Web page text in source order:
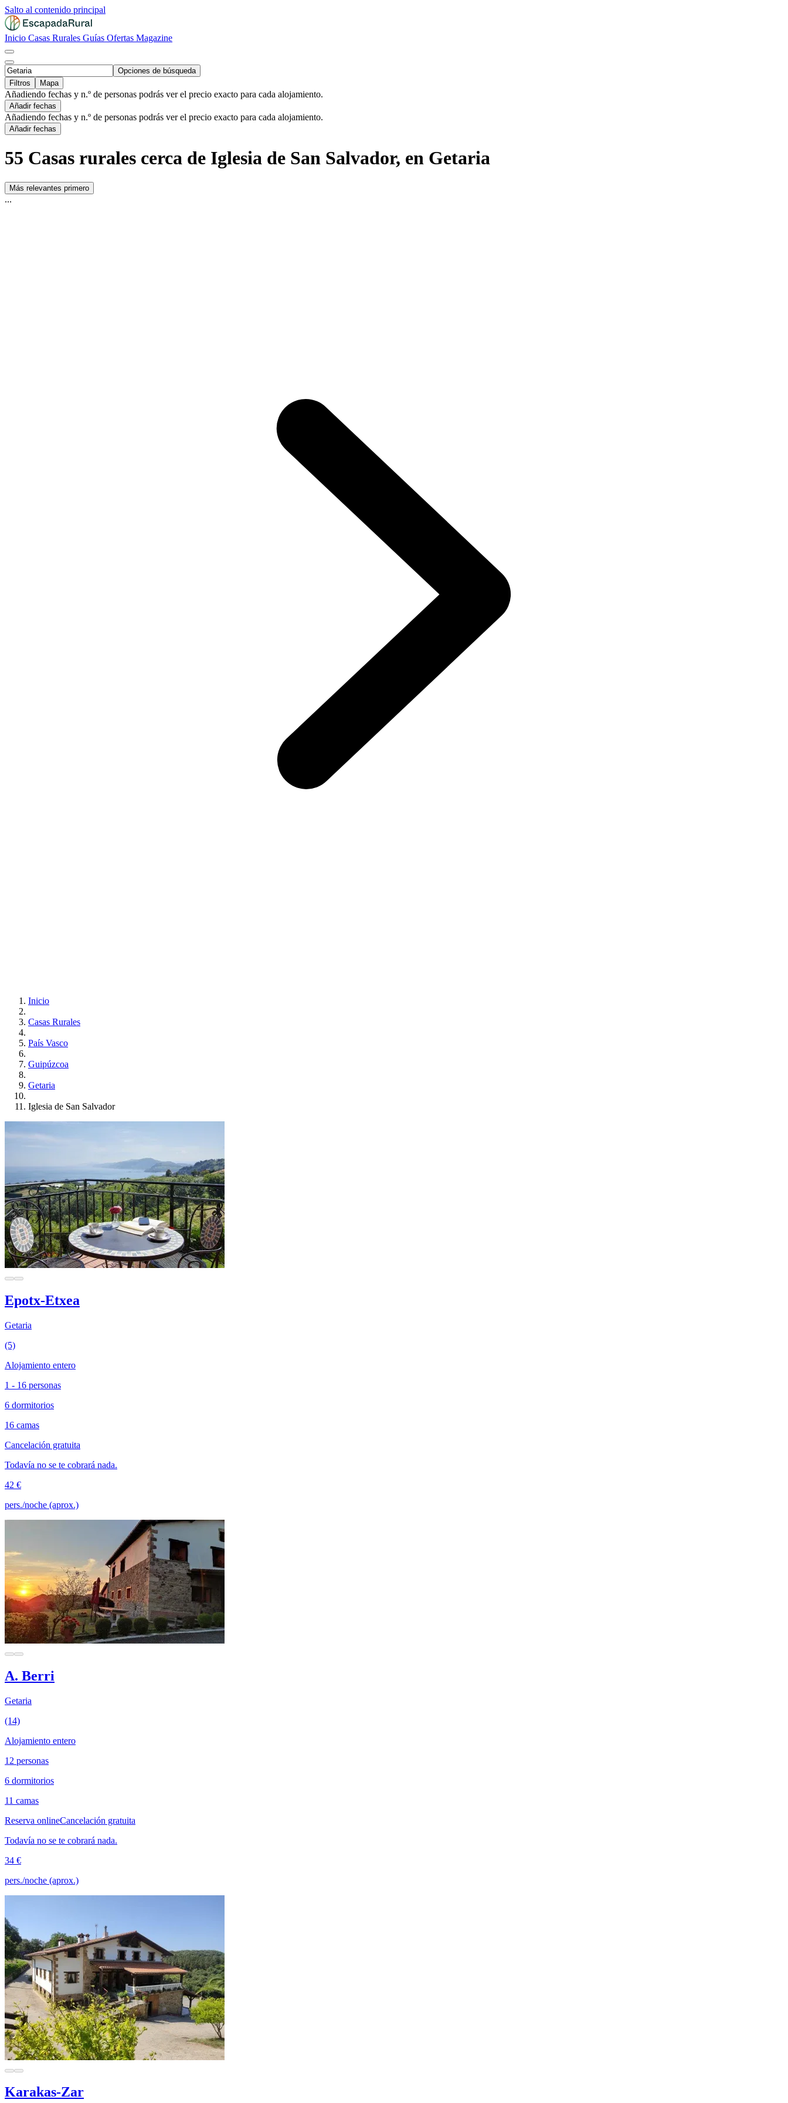
Salto al contenido principal
Inicio Casas Rurales Guías Ofertas Magazine
Opciones de búsqueda
Filtros
Mapa
Añadiendo fechas y n.º de personas podrás ver el precio exacto para cada alojamiento.
Añadir fechas
Añadiendo fechas y n.º de personas podrás ver el precio exacto para cada alojamiento.
Añadir fechas
55 Casas rurales cerca de Iglesia de San Salvador, en Getaria
Más relevantes primero
...
Inicio
Casas Rurales
País Vasco
Guipúzcoa
Getaria
Iglesia de San Salvador
Epotx-Etxea
Getaria
(5)
Alojamiento entero
1 - 16 personas
6 dormitorios
16 camas
Cancelación gratuita
Todavía no se te cobrará nada.
42 €
pers./noche (aprox.)
A. Berri
Getaria
(14)
Alojamiento entero
12 personas
6 dormitorios
11 camas
Reserva onlineCancelación gratuita
Todavía no se te cobrará nada.
34 €
pers./noche (aprox.)
Karakas-Zar